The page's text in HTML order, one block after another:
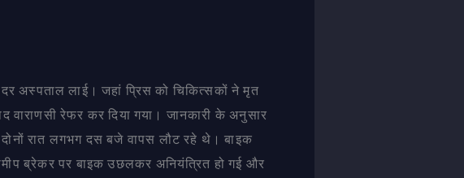
अस्पताल लाई। जहां प्रिस को चिकित्सकों ने मृत
वाराणसी रेफर कर दिया गया। जानकारी के अनुसार
रात लगभग दस बजे वापस लौट रहे थे। बाइक
ब्रेकर पर बाइक उछलकर अनियंत्रित हो गई और